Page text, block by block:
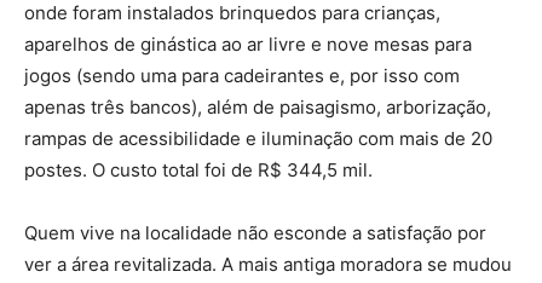
onde foram instalados brinquedos para crianças,
aparelhos de ginástica ao ar livre e nove mesas para
jogos (sendo uma para cadeirantes e, por isso com
apenas três bancos), além de paisagismo, arborização,
rampas de acessibilidade e iluminação com mais de 20
postes. O custo total foi de R$ 344,5 mil.
Quem vive na localidade não esconde a satisfação por
ver a área revitalizada. A mais antiga moradora se mudou